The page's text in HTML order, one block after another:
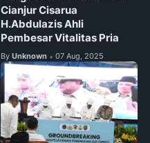
Cianjur Cisarua
H.Abdulazis Ahli
Pembesar Vitalitas Pria
By Unknown • 07 Aug, 2025